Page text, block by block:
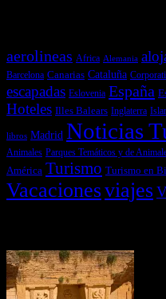
aerolineas Africa Alemania
Barcelona Canarias Cataluña
escapadas Eslovenia España
Hoteles Illes Balears Inglaterra
libros Madrid Noticias
Animales Parques Temáticos y de
América Turismo Turismo en
Vacacionesviajes